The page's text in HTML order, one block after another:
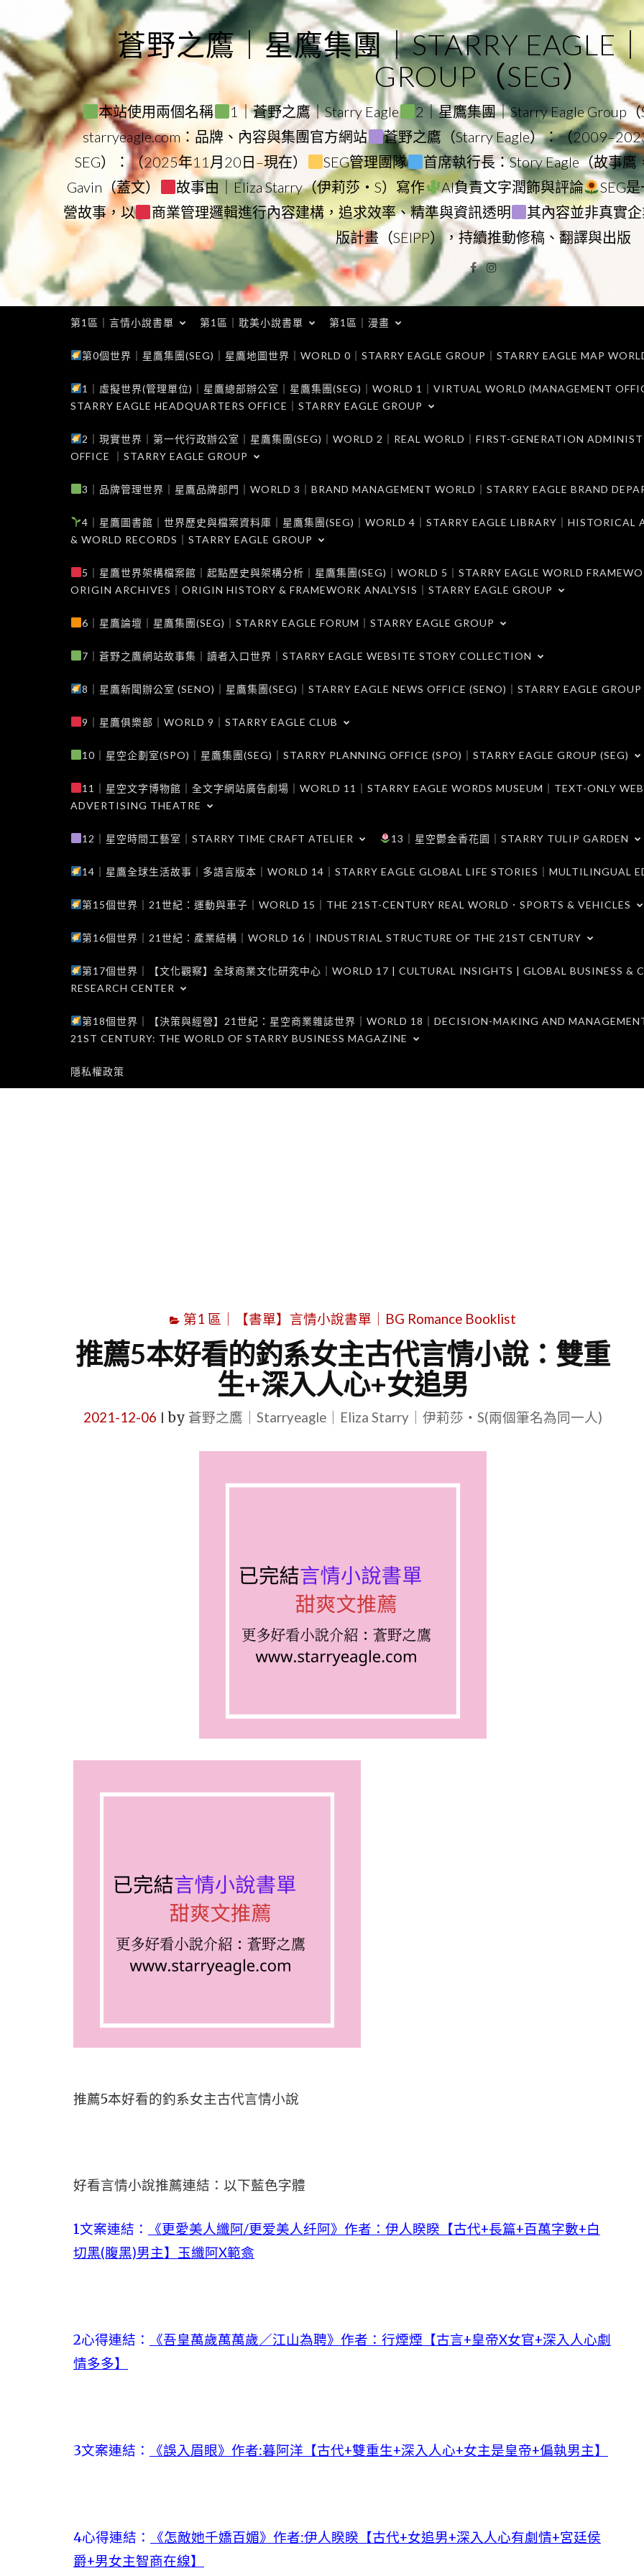
to
content
蒼野之鷹｜星鷹集團｜STARRY EAGLE
GROUP（SEG）
本站使用兩個名稱 1｜蒼野之鷹｜Starry Eagle 2｜星鷹集團｜Starry Eagle Group（
starryeagle.com：品牌、內容與集團官方網站
蒼野之鷹（Starry Eagle）：（
SEG）：（2025年11月20日–現在）
SEG管理團隊 首席執行長：Story Eagle（故事鷹
Gavin（蓋文）
故事由｜Eliza Starry（伊莉莎・S）寫作 AI負責文字潤飾與評論
SEG
營故事，以
商業管理邏輯進行內容建構，追求效率、精準與資訊透明 其內容並非真實
版計畫（SEIPP），持續推動修稿、翻譯與出版
Facebook
Instagram
第1區｜言情小說書單 第1區｜耽美小說書單 第1區｜漫畫
第0個世界｜星鷹集團(SEG)｜星鷹地圖世界｜WORLD 0｜STARRY EAGLE GROUP｜STARRY EAGLE MAP
1｜虛擬世界(管理單位)｜星鷹總部辦公室｜星鷹集團(SEG)｜WORLD 1｜VIRTUAL WORLD (MANAGEMENT
STARRY EAGLE HEADQUARTERS OFFICE｜STARRY EAGLE GROUP
2｜現實世界｜第一代行政辦公室｜星鷹集團(SEG)｜WORLD 2｜REAL WORLD｜FIRST-GENERATION
OFFICE ｜STARRY EAGLE GROUP
3｜品牌管理世界｜星鷹品牌部門｜WORLD 3｜BRAND MANAGEMENT WORLD｜STARRY EAGLE BRAND
4｜星鷹圖書館｜世界歷史與檔案資料庫｜星鷹集團(SEG)｜WORLD 4｜STARRY EAGLE LIBRARY｜HISTORICAL
& WORLD RECORDS｜STARRY EAGLE GROUP
5｜星鷹世界架構檔案館｜起點歷史與架構分析｜星鷹集團(SEG)｜WORLD 5｜STARRY EAGLE WORLD
ORIGIN ARCHIVES｜ORIGIN HISTORY & FRAMEWORK ANALYSIS｜STARRY EAGLE GROUP
6｜星鷹論壇｜星鷹集團(SEG)｜STARRY EAGLE FORUM｜STARRY EAGLE GROUP
7｜蒼野之鷹網站故事集｜讀者入口世界｜STARRY EAGLE WEBSITE STORY COLLECTION
8｜星鷹新聞辦公室 (SENO)｜星鷹集團(SEG)｜STARRY EAGLE NEWS OFFICE (SENO)｜STARRY EAGLE GROUP
9｜星鷹俱樂部｜WORLD 9｜STARRY EAGLE CLUB
10｜星空企劃室(SPO)｜星鷹集團(SEG)｜STARRY PLANNING OFFICE (SPO)｜STARRY EAGLE GROUP (SEG)
11｜星空文字博物館｜全文字網站廣告劇場｜WORLD 11｜STARRY EAGLE WORDS MUSEUM｜TEXT-ONLY
ADVERTISING THEATRE
12｜星空時間工藝室｜STARRY TIME CRAFT ATELIER 13｜星空鬱金香花園｜STARRY TULIP GARDEN
14｜星鷹全球生活故事｜多語言版本｜WORLD 14｜STARRY EAGLE GLOBAL LIFE STORIES｜MULTILINGUAL
第15個世界｜21世紀：運動與車子｜WORLD 15｜THE 21ST-CENTURY REAL WORLD．SPORTS & VEHICLES
第16個世界｜21世紀：產業結構｜WORLD 16｜INDUSTRIAL STRUCTURE OF THE 21ST CENTURY
第17個世界｜【文化觀察】全球商業文化研究中心｜WORLD 17 | CULTURAL INSIGHTS | GLOBAL BUSINESS &
RESEARCH CENTER
第18個世界｜【決策與經營】21世紀：星空商業雜誌世界｜WORLD 18｜DECISION-MAKING AND
21ST CENTURY: THE WORLD OF STARRY BUSINESS MAGAZINE
隱私權政策
第1 區｜【書單】言情小說書單｜BG Romance Booklist
推薦5本好看的釣系女主古代言情小說：雙重
生+深入人心+女追男
2021-12-06 by 蒼野之鷹｜Starryeagle｜Eliza Starry｜伊莉莎・S(兩個筆名為同一人)
推薦5本好看的釣系女主古代言情小說
好看言情小說推薦連結：以下藍色字體
1文案連結：
《更愛美人纖阿/更爱美人纤阿》作者：伊人睽睽【古代+長篇+百萬字數+白
切黑(腹黑)男主】玉纖阿X範翕
2心得連結：
《吾皇萬歲萬萬歲／江山為聘》作者：行煙煙【古言+皇帝X女官+深入人心劇
情多多】
3文案連結： 《誤入眉眼》作者:暮阿洋【古代+雙重生+深入人心+女主是皇帝+偏執男主】
4心得連結：
《怎敵她千嬌百媚》作者:伊人睽睽【古代+女追男+深入人心有劇情+宮廷侯
爵+男女主智商在線】